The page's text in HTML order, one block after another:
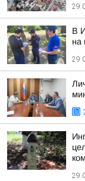
В
на